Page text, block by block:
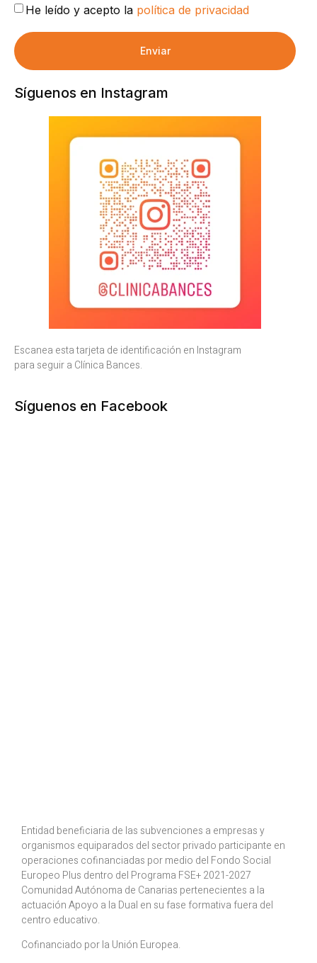
He leído y acepto la política de privacidad
Enviar
Síguenos en Instagram
Escanea esta tarjeta de identificación en Instagram
para seguir a Clínica Bances.
Síguenos en Facebook
Entidad beneficiaria de las subvenciones a empresas y
organismos equiparados del sector privado participante en
operaciones cofinanciadas por medio del Fondo Social
Europeo Plus dentro del Programa FSE+ 2021-2027
Comunidad Autónoma de Canarias pertenecientes a la
actuación Apoyo a la Dual en su fase formativa fuera del
centro educativo.
Cofinanciado por la Unión Europea.